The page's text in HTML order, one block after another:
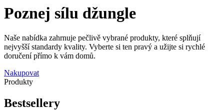
Poznej sílu džungle
Naše nabídka zahrnuje pečlivě vybrané produkty, které splňují
nejvyšší standardy kvality. Vyberte si ten pravý a užijte si rychlé
doručení přímo k vám domů.
Nakupovat
Produkty
Bestsellery